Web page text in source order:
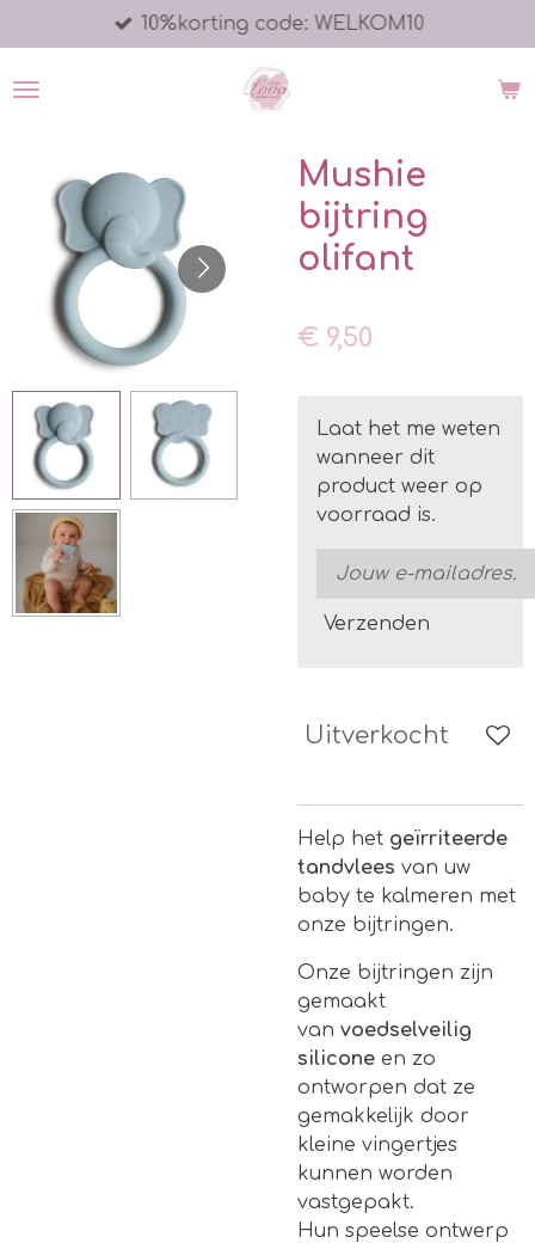
direct
naar
10%korting code: WELKOM10
Mushie
bijtring
olifant
€ 9,50
Laat het me weten
wanneer dit
product weer op
voorraad is.
Verzenden
Uitverkocht
Help het geïrriteerde
tandvlees van uw
baby te kalmeren met
onze bijtringen.
Onze bijtringen zijn
gemaakt
van voedselveilig
silicone en zo
ontworpen dat ze
gemakkelijk door
kleine vingertjes
kunnen worden
vastgepakt.
Hun speelse ontwerp